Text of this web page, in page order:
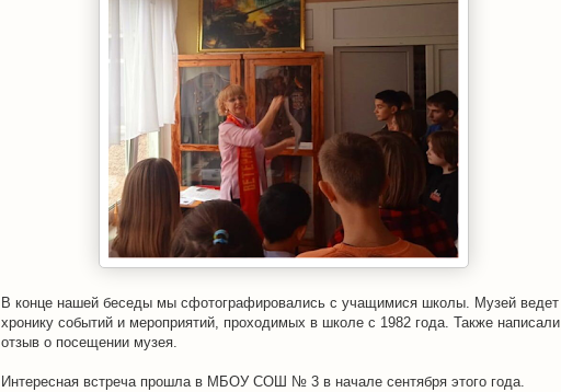
В конце нашей беседы мы сфотографировались с учащимися школы. Музей ведет
хронику событий и мероприятий, проходимых в школе с 1982 года. Также написали
отзыв о посещении музея.
Интересная встреча прошла в МБОУ СОШ № 3 в начале сентября этого года.